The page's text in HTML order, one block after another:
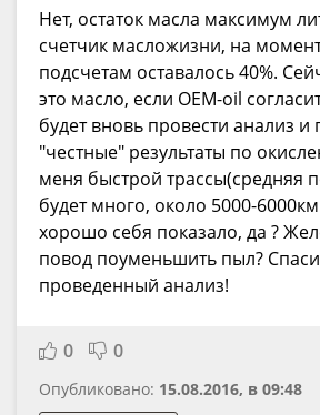
Нет, остаток масла максимум
счетчик масложизни, на
подсчетам оставалось 40%.
это масло, если OEM-oil
будет вновь провести анализ и
"честные" результаты по
меня быстрой трассы(средняя
будет много, около 5000-
хорошо себя показало, да ?
повод поуменьшить пыл?
проведенный анализ!
0 0
Опубликовано: 15.08.2016, в 09:48